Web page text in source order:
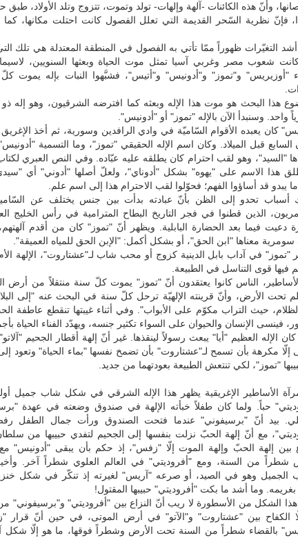
وأنّ هذه الكائنات -آلهة وإلهات- تولد وتموت، تتزوج وتلد الأولاد، طبق
فإنّ نظرية السّحر القديمة التي تعلل الفصول كانت احتلت مكانها، كما
التغيّرات ظهوراً ممّا تأتي به الفصول في المنطقة المعتدلة هي تلك
شعوب مصر وغربي آسيا تمثل موت الحياة وبعثها السنويين،
"أوزيريس" و"تموز" و"أدونيس" و"أتيس"، فشبَّهوا النبات بإله يموت
هذا البحث هو موت هذا الإله وبعثه كما افترضه الشرقيون، وهو إله ذو
واحد. وسنبدأ الآن بالإله "تموز" أو "أدونيس".
كان يعبده الأقوام السّاميّة في وادي الرافدين وسورية، ثم أخذ
السابع قبل الميلاد. وكان اسم الإله الحقيقي "تموز"، وما التسمية "أدونيس"
"السيد"، وهو لقب احترام كان يطلقه عليه عبّاده. وفي النص العبري لكتاب
هذا الاسم على "يهوه" بشكل "أدوناي"، ولعلّ أصلها "أدوني" أي
يبدو قد أساؤوا الفهم؛ فحوّلوا لقب الاحترام هذا إلى اسم علم.
أسباب تحدو إلى الظن بأنّ عبادته بدأت بين جنس يختلف عن
الذين قطنوا في فجر التاريخ البطاح المترامية في رأس الخليج
دعيت فيما بعد الحضارة البابلية. ويظهر أنّ "تموز" كان من أقدم
سومرية معناها "ابن الحق"، أو بشكل أكمل: "الإبن الحق للمياه العميقة".
"تموز" في آداب بابل الدينية كزوج أو محب شاب لـ"عشتاروت"، الإلهة
فيها قوى التناسل في الطبيعة.
الناس كانوا يعتقدون أنّ "تموز" يموت كلّ سنة منتقلاً من أرض
تحت الأرض، وأنّ قرينته الإلهيّة ترحل كلّ سنة في البحث عنه "إلى
حيث التراب مكوّم على الأبواب". وفي أثناء غيبتها تنقطع عاطفة
فينسى الإنسان والحيوان على السواء تكثير جنسه، ويهدّد الفناء الحياة
كان الإله العظيم "أيا" يبعث رسولاً لينقذها. غير أنّ إلهة أقطار الجحيم
مكرهة بأن تسمح لـ"عشتاروت" بأن تضمخ نفسها "بماء الحياة" وتعود إلى
"تموز"، لكي تنتعش الطبيعة بعودتهما من جديد.
الأساطير الإغريقية يظهر هذا الإله الشرقي في شكل شاب جميل
حباً. ولما كان طفلاً خبأته الإلهة في صندوق وضعته في عهدة
بيد أنّ "برسيفوني" عندما فتحت الصندوق ورأت جمال الطفل
مع أنّ إلهة الحبّ نزلت بنفسها إلى الجحيم لتفدي حبيبها من
بين إلهة الحبّ وإلهة الموت إلّا "زفس"، إذ حكم بأن يبقى "أدونيس"
شطراً من السنة، ومع "أفروديتي" في العالم العلوي شطراً آخر.
الجميل وهو في الصيد، أو صرعه "آريس" لغيرته إذ تنكّر في شكل
وما أشد ما بكت "أفروديتي" حبيبها المقتول!
الشكل من الأسطورة لا ريب أنّ النزاع بين "أفروديتي" و"برسيفوني"
الكفاح بين "عشتاروت" و"الآتو" في أرض الموتى، في حين أنّ قرار
بالقضاء شطراً من السنة تحت الأرض وشطراً فوقها، ما هو إلّا شكل